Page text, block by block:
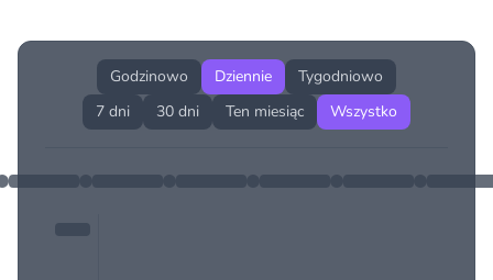
Godzinowo Dziennie
Tygodniowo
7 dni
30 dni Ten miesiąc Wszystko